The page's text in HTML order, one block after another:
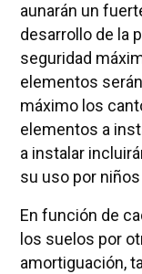
aunarán un
desarrollo de la
seguridad
elementos
máximo los
elementos a
a instalar
su uso por
En función de
los suelos por
amortiguación,